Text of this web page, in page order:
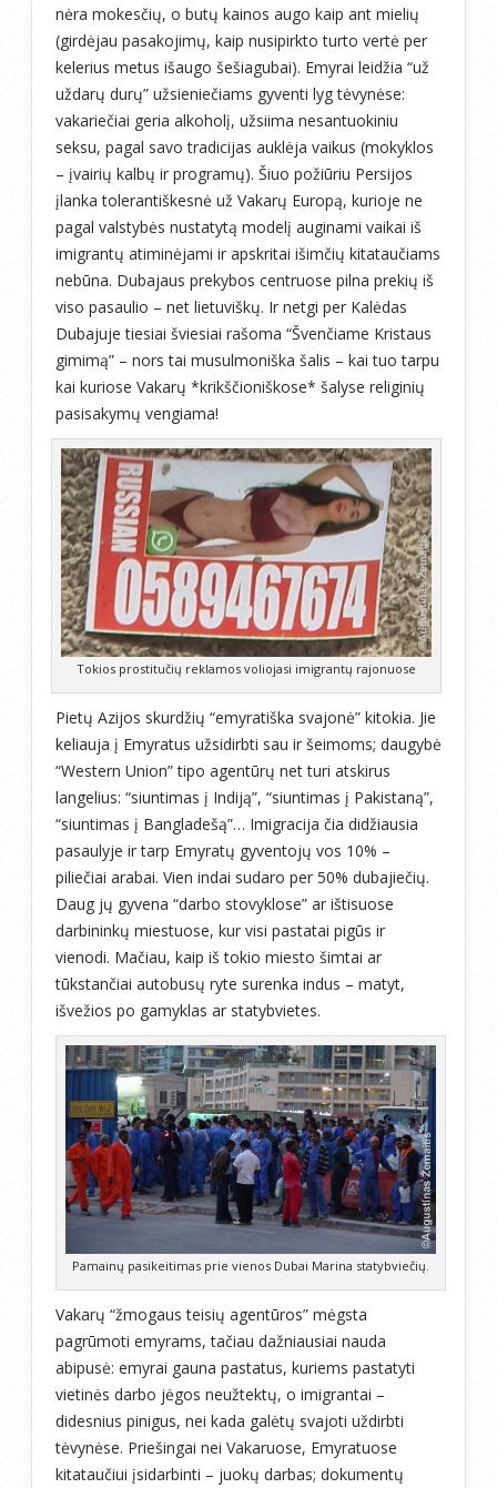
nėra mokesčių, o butų kainos augo kaip ant mielių
(girdėjau pasakojimų, kaip nusipirkto turto vertė per
kelerius metus išaugo šešiagubai). Emyrai leidžia “už
uždarų durų” užsieniečiams gyventi lyg tėvynėse:
vakariečiai geria alkoholį, užsiima nesantuokiniu
seksu, pagal savo tradicijas auklėja vaikus (mokyklos
– įvairių kalbų ir programų). Šiuo požiūriu Persijos
įlanka tolerantiškesnė už Vakarų Europą, kurioje ne
pagal valstybės nustatytą modelį auginami vaikai iš
imigrantų atiminėjami ir apskritai išimčių kitataučiams
nebūna. Dubajaus prekybos centruose pilna prekių iš
viso pasaulio – net lietuviškų. Ir netgi per Kalėdas
Dubajuje tiesiai šviesiai rašoma “Švenčiame Kristaus
gimimą” – nors tai musulmoniška šalis – kai tuo tarpu
kai kuriose Vakarų *krikščioniškose* šalyse religinių
pasisakymų vengiama!
Tokios prostitučių reklamos voliojasi imigrantų rajonuose
Pietų Azijos skurdžių “emyratiška svajonė” kitokia. Jie
keliauja į Emyratus užsidirbti sau ir šeimoms; daugybė
“Western Union” tipo agentūrų net turi atskirus
langelius: “siuntimas į Indiją”, “siuntimas į Pakistaną”,
“siuntimas į Bangladešą”… Imigracija čia didžiausia
pasaulyje ir tarp Emyratų gyventojų vos 10% –
piliečiai arabai. Vien indai sudaro per 50% dubajiečių.
Daug jų gyvena “darbo stovyklose” ar ištisuose
darbininkų miestuose, kur visi pastatai pigūs ir
vienodi. Mačiau, kaip iš tokio miesto šimtai ar
tūkstančiai autobusų ryte surenka indus – matyt,
išvežios po gamyklas ar statybvietes.
Pamainų pasikeitimas prie vienos Dubai Marina statybviečių.
Vakarų “žmogaus teisių agentūros” mėgsta
pagrūmoti emyrams, tačiau dažniausiai nauda
abipusė: emyrai gauna pastatus, kuriems pastatyti
vietinės darbo jėgos neužtektų, o imigrantai –
didesnius pinigus, nei kada galėtų svajoti uždirbti
tėvynėse. Priešingai nei Vakaruose, Emyratuose
kitataučiui įsidarbinti – juokų darbas; dokumentų